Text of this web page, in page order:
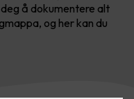
å dokumentere alt
og her kan du